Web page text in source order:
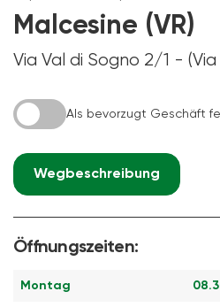
Malcesine (VR)
Via Val di Sogno 2/1 - (Via
Als bevorzugt Geschäft
Wegbeschreibung
Öffnungszeiten:
Montag